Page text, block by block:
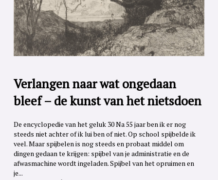
Verlangen naar wat ongedaan
bleef – de kunst van het nietsdoen
De encyclopedie van het geluk 30 Na 55 jaar ben ik er nog
steeds niet achter of ik lui ben of niet. Op school spijbelde ik
veel. Maar spijbelen is nog steeds en probaat middel om
dingen gedaan te krijgen: spijbel van je administratie en de
afwasmachine wordt ingeladen. Spijbel van het opruimen en
je...